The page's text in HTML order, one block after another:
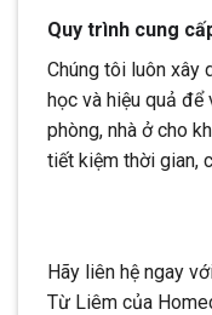
Quy trình cung
Chúng tôi luôn xây
học và hiệu quả để
phòng, nhà ở cho
tiết kiệm thời gian,
Hãy liên hệ ngay
Từ Liêm của